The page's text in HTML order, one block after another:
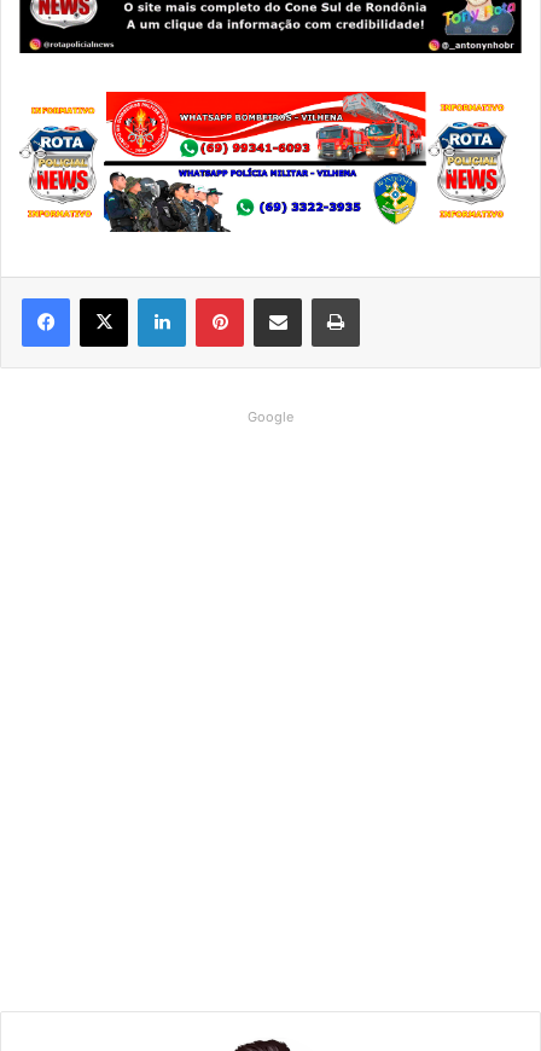
Google